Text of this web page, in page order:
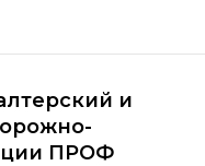
и
ПРОФ